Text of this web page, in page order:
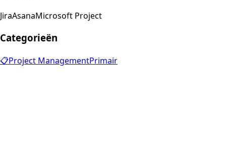
JiraAsanaMicrosoft Project
Categorieën
📋Project ManagementPrimair